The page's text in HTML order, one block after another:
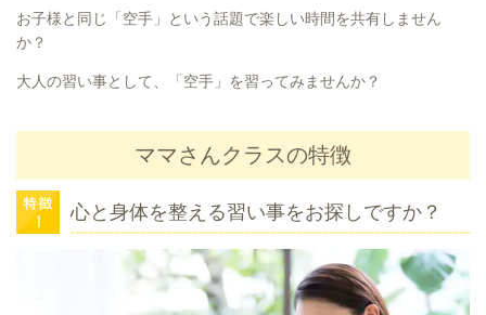
お子様と同じ「空手」という話題で楽しい時間を共有しません
か？
大人の習い事として、「空手」を習ってみませんか？
ママさんクラスの特徴
心と身体を整える習い事をお探しですか？